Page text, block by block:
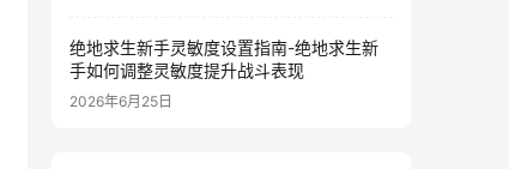
绝地求生新手灵敏度设置指南-绝地求生新
手如何调整灵敏度提升战斗表现
2026年6月25日